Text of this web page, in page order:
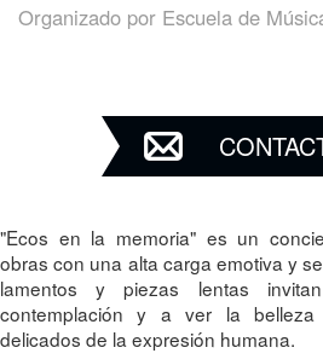
Organizado por Escuela de
"Ecos en la memoria" es un
obras con una alta carga emotiva y
lamentos y piezas lentas
contemplación y a ver la
delicados de la expresión humana.